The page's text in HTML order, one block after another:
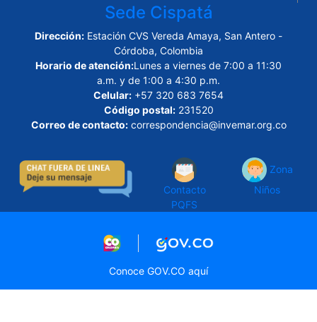
Sede Cispatá
Dirección: Estación CVS Vereda Amaya, San Antero -
Córdoba, Colombia
Horario de atención:Lunes a viernes de 7:00 a 11:30
a.m. y de 1:00 a 4:30 p.m.
Celular: +57 320 683 7654
Código postal:231520
Correo de contacto:correspondencia@invemar.org.co
Contacto
PQFS
Zona
Niños
Logo marca ColombiaLogo Gobierno de
Conoce GOV.CO aquí